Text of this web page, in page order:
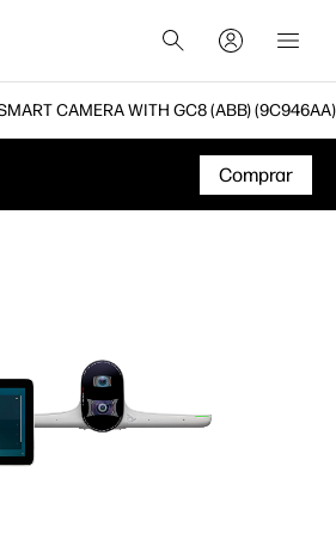
CAMERA WITH GC8 (ABB) (9C946AA)
Especificações técnicas
Suporte
Comprar